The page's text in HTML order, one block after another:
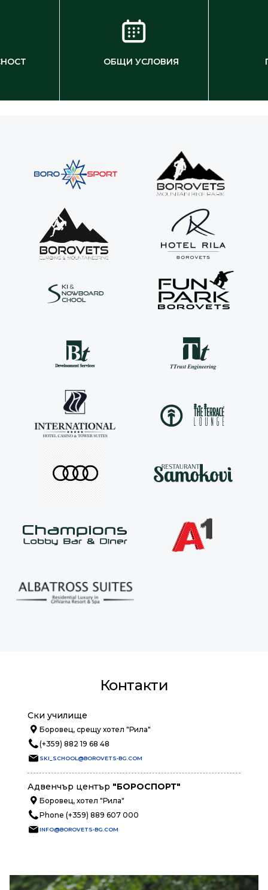
Контакти
Ски училище
Боровец, срещу хотел "Рила"
(+359) 882 19 68 48
SKI_SCHOOL@BOROVETS-BG.COM
Адвенчър център "БОРОСПОРТ"
Боровец, хотел "Рила"
Phone (+359) 889 607 000
INFO@BOROVETS-BG.COM
ОБЩИ УСЛОВИЯ